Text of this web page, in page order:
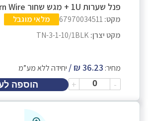
פנל שערות 1U + מגש שחור Western Wire
מקט: 67970034511
מלאי מוגבל
מקט יצרן:TN-3-1-10/1BLK
מחיר: יחידה ללא מע”מ
-
+ הוספה